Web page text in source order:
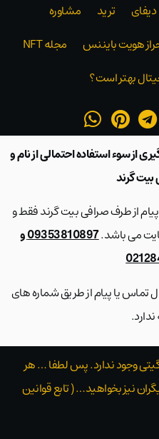
دیفای ترید
مشاوره
هویت بایننس
مجله NFT
بهتر است؟
از سوء استفاده احتمالی از نام و
بیت گرند
از طرف صرافی بیت گرند فقط و
می باشد.
09353810897 و
تماس یا پیام از طریق شماره های
گیتی وجود ندارد. پس لطفا … هر
نیز بخواهید… ( تابع قوانین